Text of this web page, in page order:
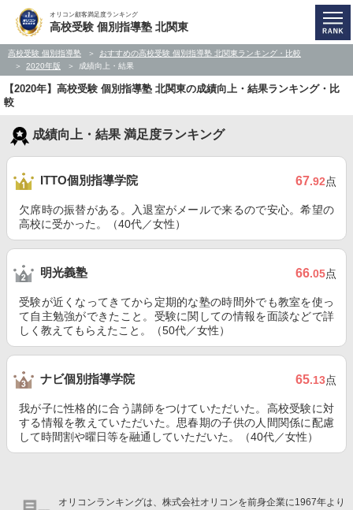
オリコン顧客満足度ランキング
高校受験 個別指導塾 北関東
高校受験 個別指導塾
おすすめの高校受験 個別指導塾 北関東ランキング・比較
2020年版
成績向上・結果
【2020年】高校受験 個別指導塾 北関東の成績向上・結果ランキング・比
較
成績向上・結果 満足度ランキング
ITTO個別指導学院 67.92点
欠席時の振替がある。入退室がメールで来るので安心。希望の
高校に受かった。（40代／女性）
明光義塾 66.05点
受験が近くなってきてから定期的な塾の時間外でも教室を使っ
て自主勉強ができたこと。受験に関しての情報を面談などで詳
しく教えてもらえたこと。（50代／女性）
ナビ個別指導学院 65.13点
我が子に性格的に合う講師をつけていただいた。高校受験に対
する情報を教えていただいた。思春期の子供の人間関係に配慮
して時間割や曜日等を融通していただいた。（40代／女性）
オリコンランキングは、株式会社オリコンを前身企業に1967年より